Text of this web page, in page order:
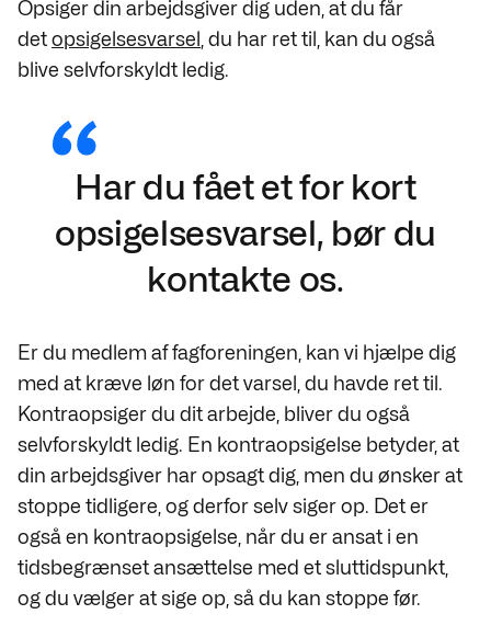
Opsiger din arbejdsgiver dig uden, at du får
detopsigelsesvarsel , du har ret til, kan du også
blive selvforskyldt ledig.
Har du fået et for kort
opsigelsesvarsel, bør du
kontakte os.
Er du medlem af fagforeningen, kan vi hjælpe dig
med at kræve løn for det varsel, du havde ret til.
Kontraopsiger du dit arbejde, bliver du også
selvforskyldt ledig. En kontraopsigelse betyder, at
din arbejdsgiver har opsagt dig, men du ønsker at
stoppe tidligere, og derfor selv siger op. Det er
også en kontraopsigelse, når du er ansat i en
tidsbegrænset ansættelse med et sluttidspunkt,
og du vælger at sige op, så du kan stoppe før.